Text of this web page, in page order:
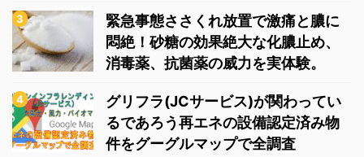
緊急事態ささくれ放置で激痛と膿に
悶絶！砂糖の効果絶大な化膿止め、
消毒薬、抗菌薬の威力を実体験。
グリフラ(JCサービス)が関わってい
るであろう再エネの設備認定済み物
件をグーグルマップで全調査